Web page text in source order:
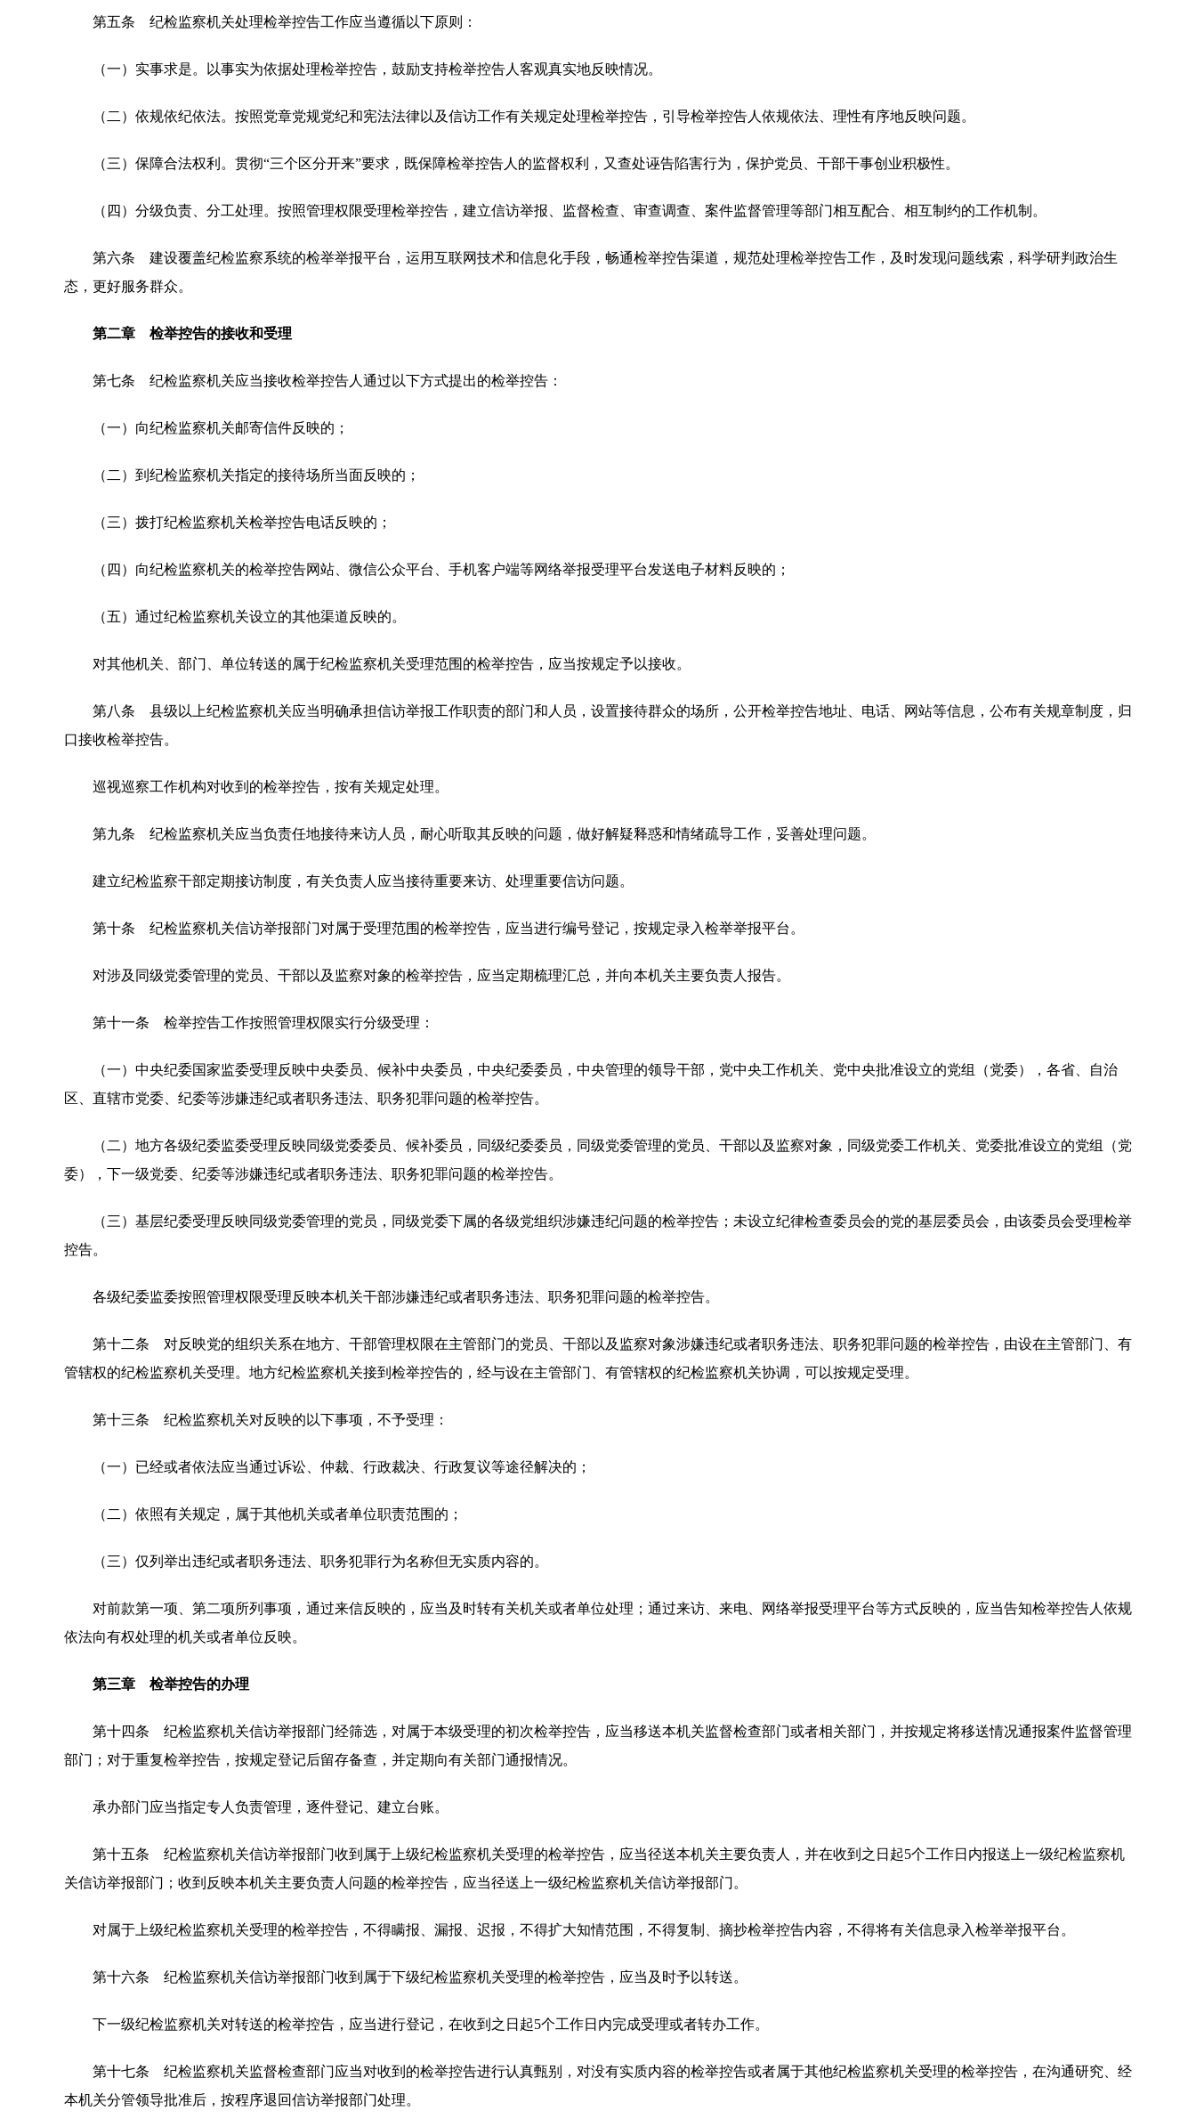
第五条 纪检监察机关处理检举控告工作应当遵循以下原则：
（一）实事求是。以事实为依据处理检举控告，鼓励支持检举控告人客观真实地反映情况。
（二）依规依纪依法。按照党章党规党纪和宪法法律以及信访工作有关规定处理检举控告，引导检举控告人依规依法、理性有序地反映问题。
（三）保障合法权利。贯彻“三个区分开来”要求，既保障检举控告人的监督权利，又查处诬告陷害行为，保护党员、干部干事创业积极性。
（四）分级负责、分工处理。按照管理权限受理检举控告，建立信访举报、监督检查、审查调查、案件监督管理等部门相互配合、相互制约的工作机制。
第六条 建设覆盖纪检监察系统的检举举报平台，运用互联网技术和信息化手段，畅通检举控告渠道，规范处理检举控告工作，及时发现问题线索，科学研判政治生
态，更好服务群众。
第二章 检举控告的接收和受理
第七条 纪检监察机关应当接收检举控告人通过以下方式提出的检举控告：
（一）向纪检监察机关邮寄信件反映的；
（二）到纪检监察机关指定的接待场所当面反映的；
（三）拨打纪检监察机关检举控告电话反映的；
（四）向纪检监察机关的检举控告网站、微信公众平台、手机客户端等网络举报受理平台发送电子材料反映的；
（五）通过纪检监察机关设立的其他渠道反映的。
对其他机关、部门、单位转送的属于纪检监察机关受理范围的检举控告，应当按规定予以接收。
第八条 县级以上纪检监察机关应当明确承担信访举报工作职责的部门和人员，设置接待群众的场所，公开检举控告地址、电话、网站等信息，公布有关规章制度，归
口接收检举控告。
巡视巡察工作机构对收到的检举控告，按有关规定处理。
第九条 纪检监察机关应当负责任地接待来访人员，耐心听取其反映的问题，做好解疑释惑和情绪疏导工作，妥善处理问题。
建立纪检监察干部定期接访制度，有关负责人应当接待重要来访、处理重要信访问题。
第十条 纪检监察机关信访举报部门对属于受理范围的检举控告，应当进行编号登记，按规定录入检举举报平台。
对涉及同级党委管理的党员、干部以及监察对象的检举控告，应当定期梳理汇总，并向本机关主要负责人报告。
第十一条 检举控告工作按照管理权限实行分级受理：
（一）中央纪委国家监委受理反映中央委员、候补中央委员，中央纪委委员，中央管理的领导干部，党中央工作机关、党中央批准设立的党组（党委），各省、自治
区、直辖市党委、纪委等涉嫌违纪或者职务违法、职务犯罪问题的检举控告。
（二）地方各级纪委监委受理反映同级党委委员、候补委员，同级纪委委员，同级党委管理的党员、干部以及监察对象，同级党委工作机关、党委批准设立的党组（党
委），下一级党委、纪委等涉嫌违纪或者职务违法、职务犯罪问题的检举控告。
（三）基层纪委受理反映同级党委管理的党员，同级党委下属的各级党组织涉嫌违纪问题的检举控告；未设立纪律检查委员会的党的基层委员会，由该委员会受理检举
控告。
各级纪委监委按照管理权限受理反映本机关干部涉嫌违纪或者职务违法、职务犯罪问题的检举控告。
第十二条 对反映党的组织关系在地方、干部管理权限在主管部门的党员、干部以及监察对象涉嫌违纪或者职务违法、职务犯罪问题的检举控告，由设在主管部门、有
管辖权的纪检监察机关受理。地方纪检监察机关接到检举控告的，经与设在主管部门、有管辖权的纪检监察机关协调，可以按规定受理。
第十三条 纪检监察机关对反映的以下事项，不予受理：
（一）已经或者依法应当通过诉讼、仲裁、行政裁决、行政复议等途径解决的；
（二）依照有关规定，属于其他机关或者单位职责范围的；
（三）仅列举出违纪或者职务违法、职务犯罪行为名称但无实质内容的。
对前款第一项、第二项所列事项，通过来信反映的，应当及时转有关机关或者单位处理；通过来访、来电、网络举报受理平台等方式反映的，应当告知检举控告人依规
依法向有权处理的机关或者单位反映。
第三章 检举控告的办理
第十四条 纪检监察机关信访举报部门经筛选，对属于本级受理的初次检举控告，应当移送本机关监督检查部门或者相关部门，并按规定将移送情况通报案件监督管理
部门；对于重复检举控告，按规定登记后留存备查，并定期向有关部门通报情况。
承办部门应当指定专人负责管理，逐件登记、建立台账。
第十五条 纪检监察机关信访举报部门收到属于上级纪检监察机关受理的检举控告，应当径送本机关主要负责人，并在收到之日起5个工作日内报送上一级纪检监察机
关信访举报部门；收到反映本机关主要负责人问题的检举控告，应当径送上一级纪检监察机关信访举报部门。
对属于上级纪检监察机关受理的检举控告，不得瞒报、漏报、迟报，不得扩大知情范围，不得复制、摘抄检举控告内容，不得将有关信息录入检举举报平台。
第十六条 纪检监察机关信访举报部门收到属于下级纪检监察机关受理的检举控告，应当及时予以转送。
下一级纪检监察机关对转送的检举控告，应当进行登记，在收到之日起5个工作日内完成受理或者转办工作。
第十七条 纪检监察机关监督检查部门应当对收到的检举控告进行认真甄别，对没有实质内容的检举控告或者属于其他纪检监察机关受理的检举控告，在沟通研究、经
本机关分管领导批准后，按程序退回信访举报部门处理。